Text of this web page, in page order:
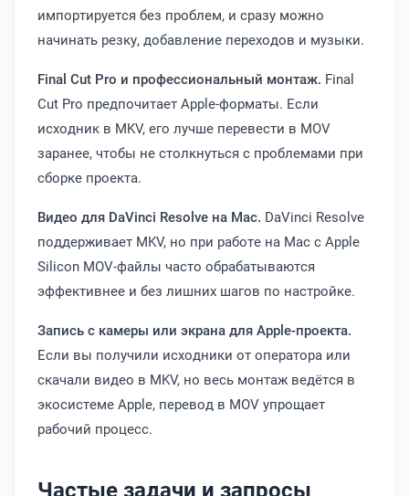
импортируется без проблем, и сразу можно
начинать резку, добавление переходов и музыки.
Final Cut Pro и профессиональный монтаж. Final
Cut Pro предпочитает Apple-форматы. Если
исходник в MKV, его лучше перевести в MOV
заранее, чтобы не столкнуться с проблемами при
сборке проекта.
Видео для DaVinci Resolve на Mac. DaVinci Resolve
поддерживает MKV, но при работе на Mac с Apple
Silicon MOV-файлы часто обрабатываются
эффективнее и без лишних шагов по настройке.
Запись с камеры или экрана для Apple-проекта.
Если вы получили исходники от оператора или
скачали видео в MKV, но весь монтаж ведётся в
экосистеме Apple, перевод в MOV упрощает
рабочий процесс.
Частые задачи и запросы